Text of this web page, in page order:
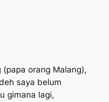
orang Malang),
saya belum
gimana lagi,